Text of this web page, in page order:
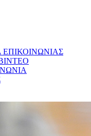
ΕΠΙΚΟΙΝΩΝΙΑΣ